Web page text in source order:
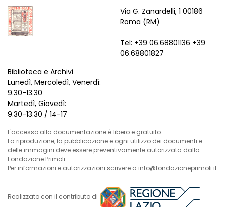
Via G. Zanardelli, 1 00186
Roma (RM)
Tel: +39 06.68801136 +39
06.68801827
Biblioteca e Archivi
Lunedì, Mercoledì, Venerdì:
9.30-13.30
Martedì, Giovedì:
9.30-13.30 / 14-17
L'accesso alla documentazione è libero e gratuito.
La riproduzione, la pubblicazione e ogni utilizzo dei documenti e
delle immagini deve essere preventivamente autorizzata dalla
Fondazione Primoli.
Per informazioni e autorizzazioni scrivere a info@fondazioneprimoli.it
Realizzato con il contributo di